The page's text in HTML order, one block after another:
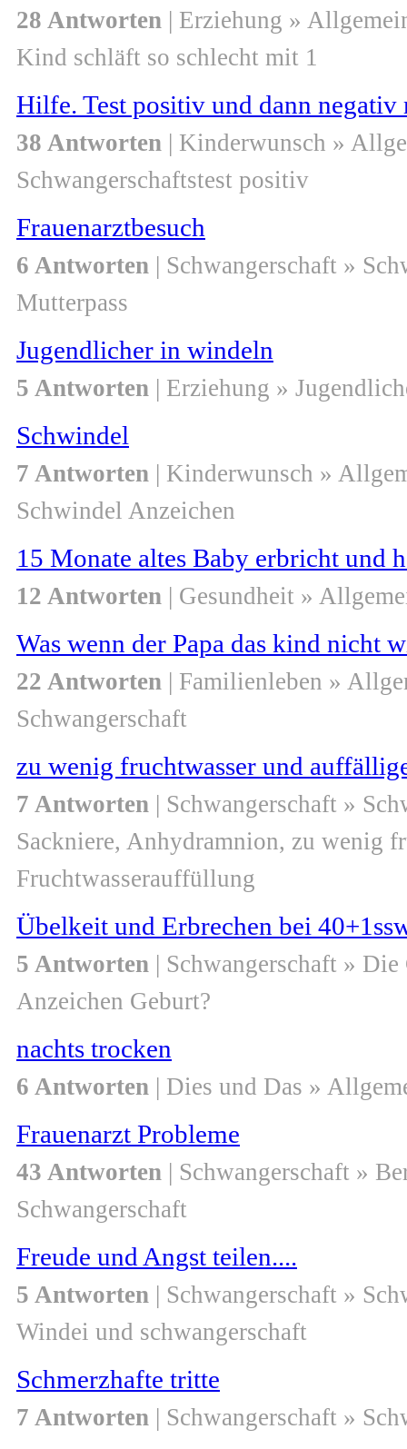
28 Antworten | Erziehung »
Kind schläft so schlecht mit 1
Hilfe. Test positiv und dann
38 Antworten | Kinderwunsch »
Schwangerschaftstest positiv
Frauenarztbesuch
6 Antworten | Schwangerschaft »
Mutterpass
Jugendlicher in windeln
5 Antworten | Erziehung »
Schwindel
7 Antworten | Kinderwunsch »
Schwindel Anzeichen
15 Monate altes Baby erbricht und
12 Antworten | Gesundheit »
Was wenn der Papa das kind nicht
22 Antworten | Familienleben »
Schwangerschaft
zu wenig fruchtwasser und
7 Antworten | Schwangerschaft »
Sackniere, Anhydramnion, zu wenig
Fruchtwasserauffüllung
Übelkeit und Erbrechen bei
5 Antworten | Schwangerschaft » Die
Anzeichen Geburt?
nachts trocken
6 Antworten | Dies und Das »
Frauenarzt Probleme
43 Antworten | Schwangerschaft »
Schwangerschaft
Freude und Angst teilen....
5 Antworten | Schwangerschaft »
Windei und schwangerschaft
Schmerzhafte tritte
7 Antworten | Schwangerschaft »